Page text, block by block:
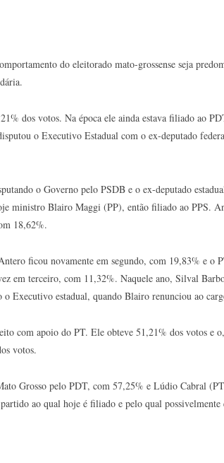
do eleitorado mato-grossense seja
dos votos. Na época ele ainda estava filiado ao
o Executivo Estadual com o ex-deputado
o Governo pelo PSDB e o ex-deputado
ministro Blairo Maggi (PP), então filiado ao PPS.
18,62%.
ficou novamente em segundo, com 19,83% e o
em terceiro, com 11,32%. Naquele ano, Silval
Executivo estadual, quando Blairo renunciou ao
com apoio do PT. Ele obteve 51,21% dos votos e
votos.
Grosso pelo PDT, com 57,25% e Lúdio Cabral
ao qual hoje é filiado e pelo qual possivelmente